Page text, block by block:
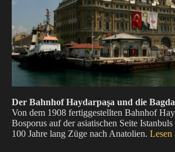
Der Bahnhof Haydarpaşa und die
Von dem 1908 fertiggestellten Bahnhof
Bosporus auf der asiatischen Seite
100 Jahre lang Züge nach Anatolien. Lesen